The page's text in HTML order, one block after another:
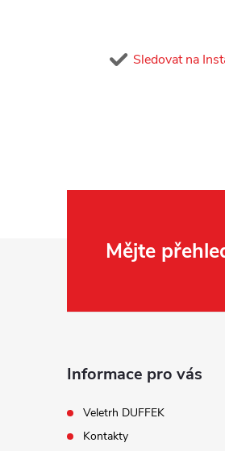
Sledovat na
Mějte
Informace pro vás
Veletrh DUFFEK
Kontakty